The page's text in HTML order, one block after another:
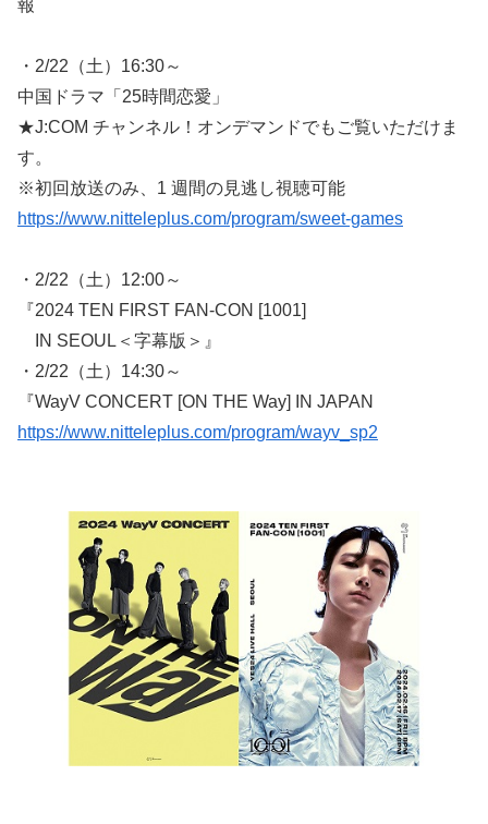
報
・2/22（土）16:30～
中国ドラマ「25時間恋愛」
★J:COM チャンネル！オンデマンドでもご覧いただけま
す。
※初回放送のみ、1 週間の見逃し視聴可能
https://www.nitteleplus.com/program/sweet-games
・2/22（土）12:00～
『2024 TEN FIRST FAN-CON [1001]
IN SEOUL＜字幕版＞』
・2/22（土）14:30～
『WayV CONCERT [ON THE Way] IN JAPAN
https://www.nitteleplus.com/program/wayv_sp2